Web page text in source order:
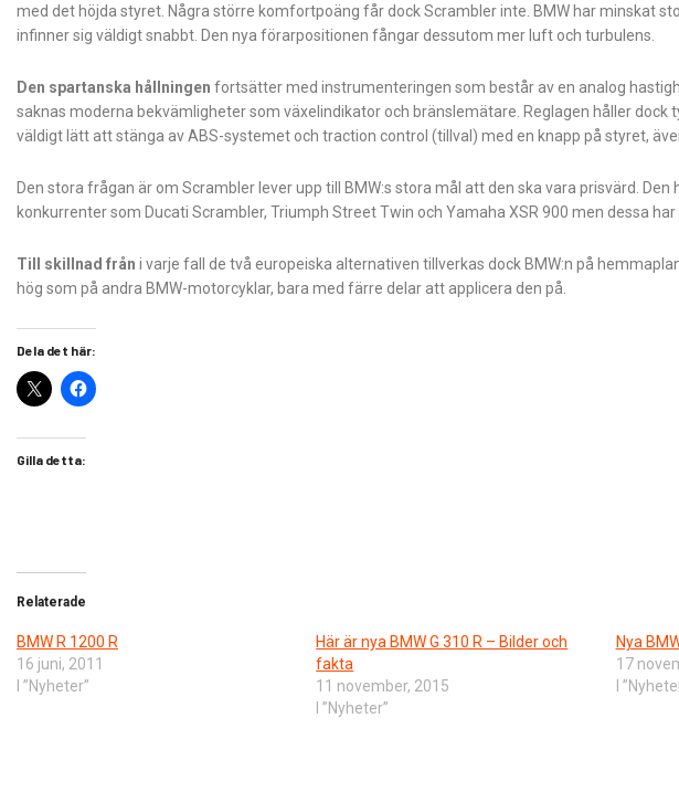
med det höjda styret. Några större komfortpoäng får dock Scrambler inte. BMW har minskat
infinner sig väldigt snabbt. Den nya förarpositionen fångar dessutom mer luft och turbulens.
Den spartanska hållningen fortsätter med instrumenteringen som består av en analog
saknas moderna bekvämligheter som växelindikator och bränslemätare. Reglagen håller dock
väldigt lätt att stänga av ABS-systemet och traction control (tillval) med en knapp på styret,
Den stora frågan är om Scrambler lever upp till BMW:s stora mål att den ska vara prisvärd.
konkurrenter som Ducati Scrambler, Triumph Street Twin och Yamaha XSR 900 men dessa
Till skillnad från i varje fall de två europeiska alternativen tillverkas dock BMW:n på
hög som på andra BMW-motorcyklar, bara med färre delar att applicera den på.
Dela det här:
Gilla detta:
Relaterade
BMW R 1200 R
16 juni, 2011
I ”Nyheter”
​Här är nya BMW G 310 R – Bilder och
fakta
11 november, 2015
I ”Nyheter”
Nya
17
I